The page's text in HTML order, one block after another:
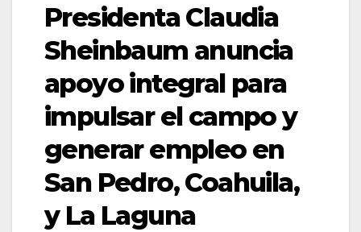
Presidenta Claudia
Sheinbaum anuncia
apoyo integral para
impulsar el campo y
generar empleo en
San Pedro, Coahuila,
y La Laguna